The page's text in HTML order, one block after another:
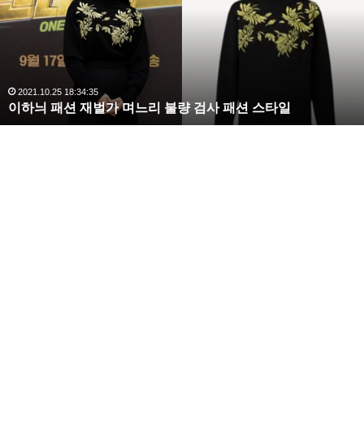
라
김
완
벽
한
2020.10.03 10:59:30
복수해라 김사랑, 완벽한 S라인 몸매 시선 압도